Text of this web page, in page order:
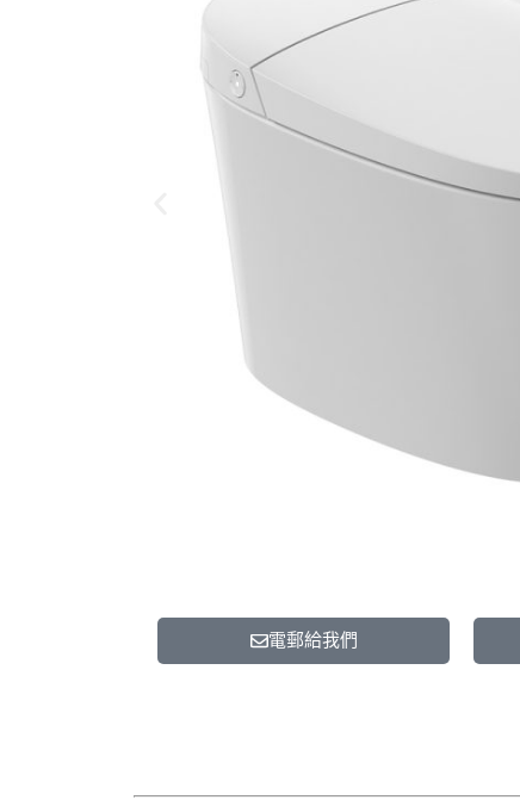
電郵給我們